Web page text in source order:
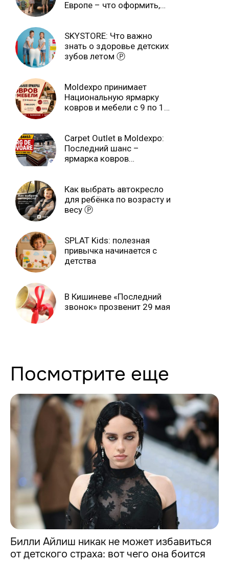
Европе – что оформить,
SKYSTORE: Что важно
знать о здоровье детских
зубов летом Ⓟ
Moldexpo принимает
Национальную ярмарку
ковров и мебели с 9 по 14
Carpet Outlet в Moldexpo:
Последний шанс –
ярмарка ковров
Как выбрать автокресло
для ребёнка по возрасту и
весу Ⓟ
SPLAT Kids: полезная
привычка начинается с
детства
В Кишиневе «Последний
звонок» прозвенит 29 мая
Посмотрите еще
Билли Айлиш никак не может избавиться
от детского страха: вот чего она боится